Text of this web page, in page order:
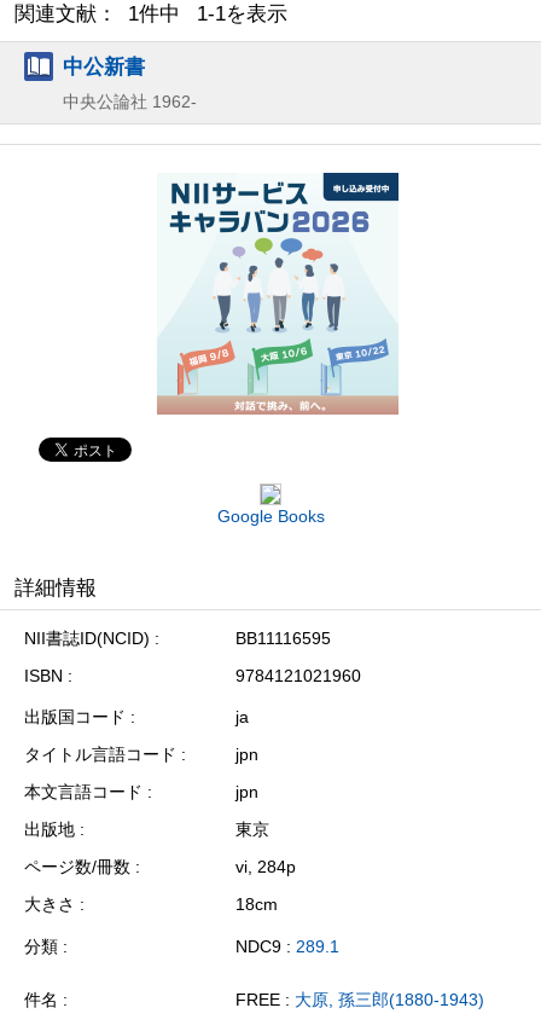
関連文献： 1件中 1-1を表示
中公新書
中央公論社 1962-
Google Books
詳細情報
NII書誌ID(NCID)
BB11116595
ISBN
9784121021960
出版国コード
ja
タイトル言語コード
jpn
本文言語コード
jpn
出版地
東京
ページ数/冊数
vi, 284p
大きさ
18cm
分類 NDC9 : 289.1
件名 FREE : 大原, 孫三郎(1880-1943)